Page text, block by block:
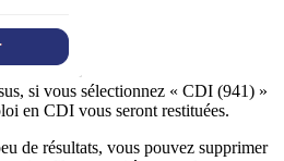
si vous sélectionnez « CDI (941) »
en CDI vous seront restituées.
de résultats, vous pouvez supprimer